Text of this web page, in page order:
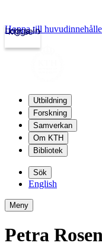
kth.se
Logga in
Hoppa till
Utbildning
Forskning
Samverkan
Om KTH
Bibliotek
Sök
English
Meny
Petra